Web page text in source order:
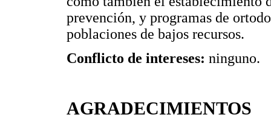
prevención, y programas de
poblaciones de bajos recursos.
Conflicto de intereses: ninguno.
AGRADECIMIENTOS